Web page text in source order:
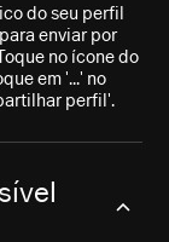
do seu perfil
enviar por
no ícone do
em '...' no
perfil'.